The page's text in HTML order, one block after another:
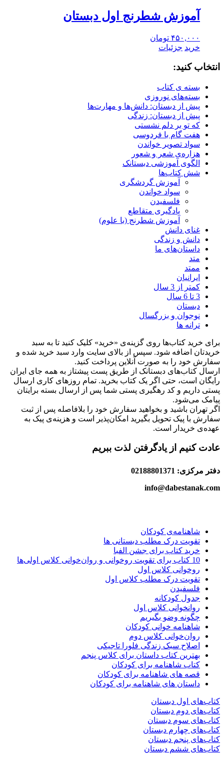
آموزش شطرنج اول دبستان
۴۵۰,۰۰۰ تومان
خرید جزئیات
انتخاب کنید:
بسته ی کتاب
بسته‌های نوروزی
پیش‌ از دبستان: دانش‌ها و مهارت‌ها
پیش از دبستان: زندگی
که تو بر دلم نشستی
هفت گام با فردوسی
سواد تصویر خواندن
هزاره‌ی شعر و شعور
الگوی آموزشی دبستانک
شش کتاب‌ها
آموزش گردشگری
سواد خواندن
فلسفیدن
یادگیری متقاطع
آموزش شطرنج (با علوم)
غنای دانش
دانش و زندگی
داستان‌های ما
متد
ممتد
ایرانیان
کمتر از 3 سال
3 تا 6 سال
دبستان
نوجوان و بزرگسال
ترانه ها
برای خرید کتاب‌ها روی گزینه‌ی «خرید» کلیک کنید تا به سبد
خریدتان اضافه شود. سپس از بالای سایت وارد سبد خرید شده و
سفارش خود را به صورت آنلاین پرداخت کنید.
ارسال کتاب‌های دبستانک از طریق پست پیشتاز به همه جای ایران
رایگان است، حتی اگر یک کتاب بخرید. تمام روزهای کاری ارسال
پستی داریم و کد رهگیری پستی شما پس از ارسال بسته برایتان
پیامک می‌شود.
اگر تهران باشید و بخواهید سفارش خود را بلافاصله پس از ثبت
سفارش با پیک تحویل بگیرید امکان‌پذیر است و هزینه‌ی پیک به
عهده‌ی خریدار است.
عادت کنیم از یادگرفتن لذت ببریم
دفتر مرکزی: 02188801371
info@dabestanak.com
شاهنامه‌ی کودکان
تقویت درک مطلب دبستانی ها
خرید کتاب برای جشن الفبا
10 کتاب برای تقویت روخوانی و روان‌خوانی کلاس اولی‌ها
روخوانی کلاس اول
تقویت درک مطلب کلاس اول
فلسفیدن
جدول کودکانه
روانخوانی کلاس اول
چگونه وضو بگیریم
شاهنامه خوانی کودکان
روان‌خوانی کلاس دوم
اصلاح سبک زندگی فلورا تاجیکی
بهترین کتاب داستان برای کلاس پنجم
کتاب شاهنامه برای کودکان
قصه های شاهنامه برای کودکان
داستان های شاهنامه برای کودکان
کتاب‌های اول دبستان
کتاب‌های دوم دبستان
کتاب‌های سوم دبستان
کتاب‌های چهارم دبستان
کتاب‌های پنجم دبستان
کتاب‌های ششم دبستان